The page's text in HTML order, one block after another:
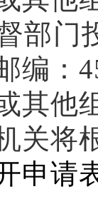
部门
编：
他组
关将
申请